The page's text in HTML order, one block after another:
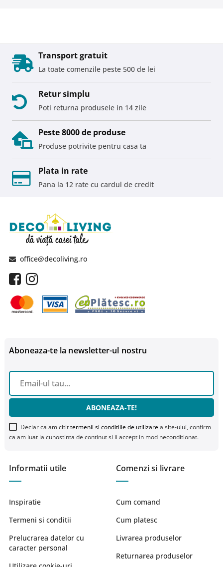
Transport gratuit
La toate comenzile peste 500 de lei
Retur simplu
Poti returna produsele in 14 zile
Peste 8000 de produse
Produse potrivite pentru casa ta
Plata in rate
Pana la 12 rate cu cardul de credit
office@decoliving.ro
Informatii utile
Inspiratie
Termeni si conditii
Prelucrarea datelor cu
caracter personal
Comenzi si livrare
Cum comand
Cum platesc
Livrarea produselor
Returnarea produselor
Aboneaza-te la newsletter-ul nostru
ABONEAZA-TE!
Declar ca am citittermenii si conditiile de utilizarea site-ului, confirm
ca am luat la cunostinta de continut si ii accept in mod neconditionat.